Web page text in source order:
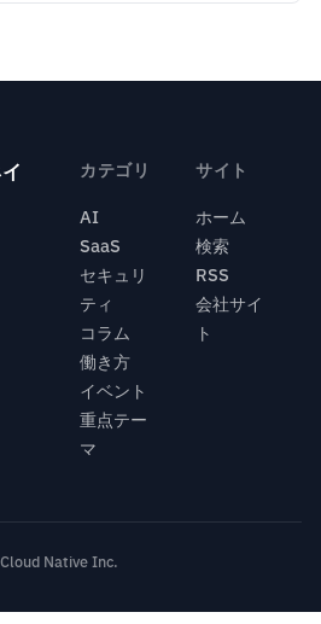
カテゴリ
AI
SaaS
セキュリ
ティ
コラム
働き方
イベント
重点テー
マ
サイト
ホーム
検索
RSS
会社サイ
ト
Native Inc.